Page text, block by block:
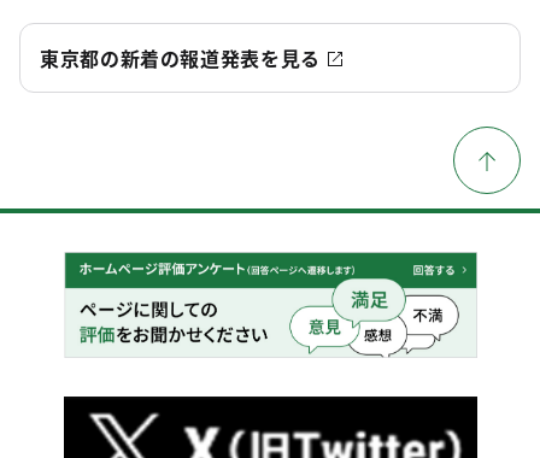
東京都の新着の報道発表を見る